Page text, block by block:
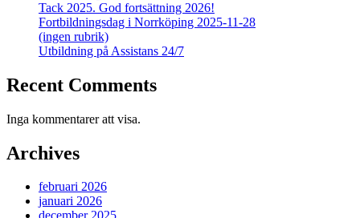
Tack 2025. God fortsättning 2026!
Fortbildningsdag i Norrköping 2025-11-28
(ingen rubrik)
Utbildning på Assistans 24/7
Recent Comments
Inga kommentarer att visa.
Archives
februari 2026
januari 2026